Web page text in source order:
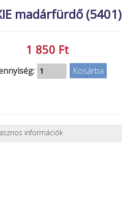
madárfürdő (5401)
1 850 Ft
információk